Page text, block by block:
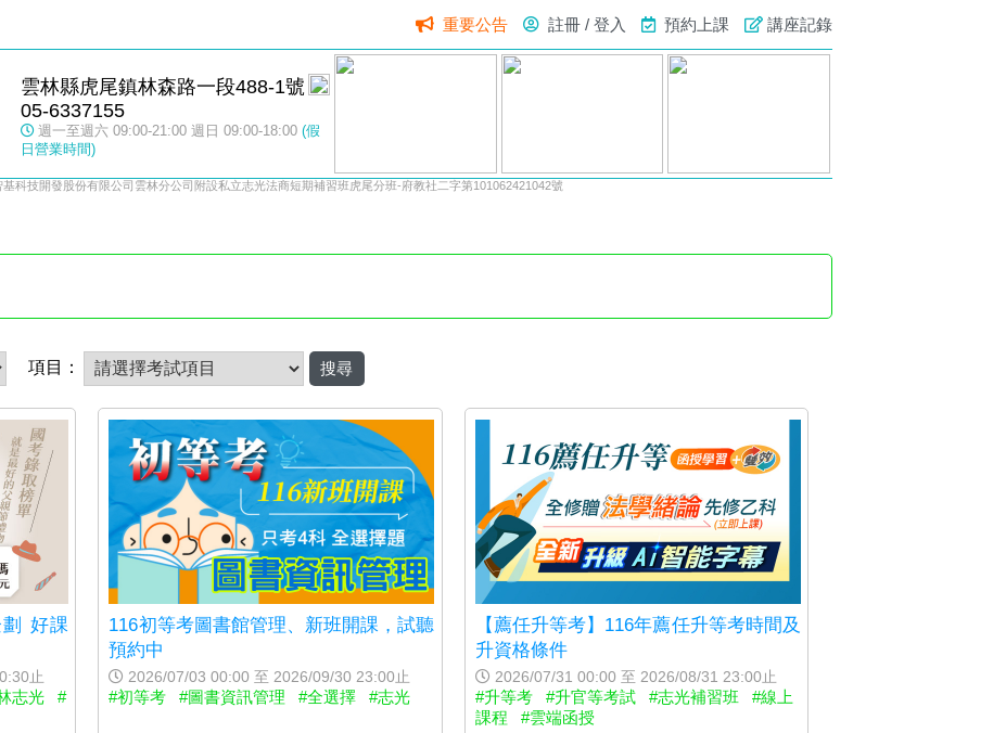
重要公告 註冊 / 登入 預約上課 講座記錄
雲林縣虎尾鎮林森路一段488-1號
05-6337155
週一至週六 09:00-21:00 週日 09:00-18:00 (假
日營業時間)
基科技開發股份有限公司雲林分公司附設私立志光法商短期補習班虎尾分班-府教社二字第101062421042號
項目：
劃 好課
止
志光
#
116初等考圖書館管理、新班開課，試聽
預約中
2026/07/03 00:00 至 2026/09/30 23:00止
#初等考 #圖書資訊管理 #全選擇 #志光
【薦任升等考】116年薦任升等考時間及
升資格條件
2026/07/31 00:00 至 2026/08/31 23:00止
#升等考 #升官等考試 #志光補習班
#線上
課程
#雲端函授